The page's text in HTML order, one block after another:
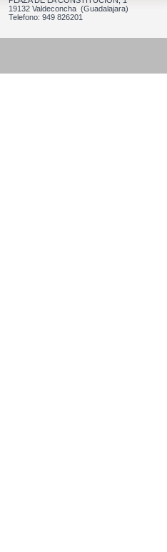
19132 Valdeconcha (Guadalajara)
Telefono: 949 826201